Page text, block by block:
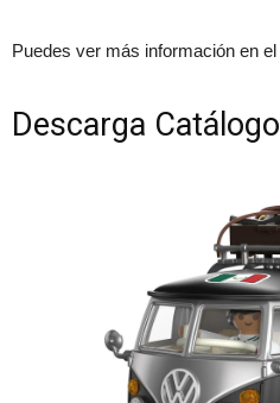
Puedes ver más información en el
Descarga